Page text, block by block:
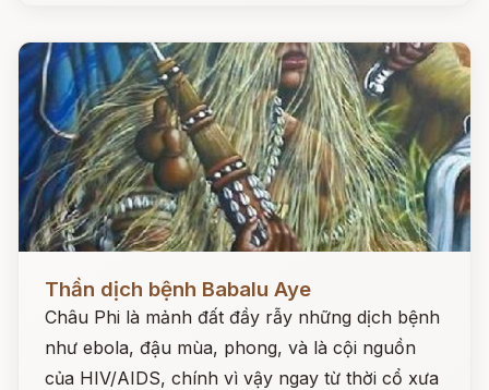
Đọc ngay
Thần dịch bệnh Babalu Aye
Châu Phi là mảnh đất đầy rẫy những dịch bệnh
như ebola, đậu mùa, phong, và là cội nguồn
của HIV/AIDS, chính vì vậy ngay từ thời cổ xưa